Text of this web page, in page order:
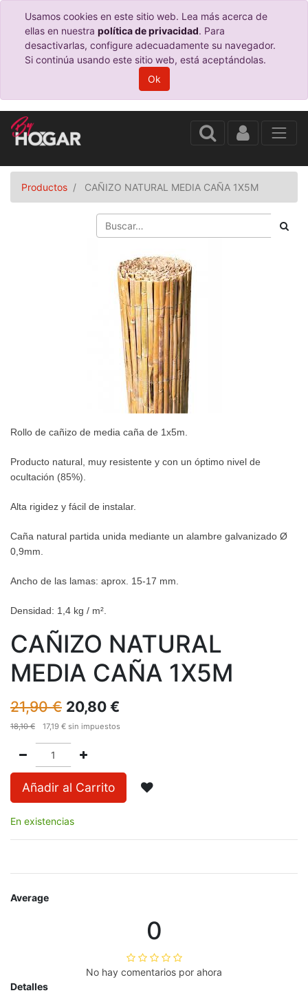
Usamos cookies en este sitio web. Lea más acerca de
ellas en nuestra política de privacidad. Para
desactivarlas, configure adecuadamente su navegador.
Si continúa usando este sitio web, está aceptándolas.
Ok
Productos CAÑIZO NATURAL MEDIA CAÑA 1X5M
Rollo de cañizo de media caña de 1x5m.
Producto natural, muy resistente y con un óptimo nivel de
ocultación (85%).
Alta rigidez y fácil de instalar.
Caña natural partida unida mediante un alambre galvanizado Ø
0,9mm.
Ancho de las lamas: aprox. 15-17 mm.
Densidad: 1,4 kg / m².
CAÑIZO NATURAL
MEDIA CAÑA 1X5M
21,90€ 20,80 €
18,10€ 17,19 € sin impuestos
Añadir al Carrito
En existencias
Average
0
No hay comentarios por ahora
Detalles